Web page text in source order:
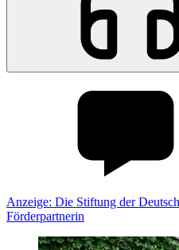
Anzeige: Die Stiftung der
Förderpartnerin